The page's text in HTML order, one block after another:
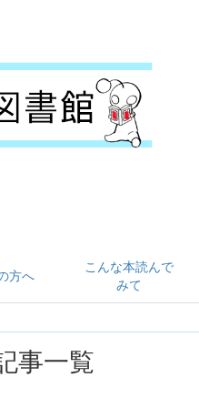
方へ
こんな本読んで
みて
事一覧